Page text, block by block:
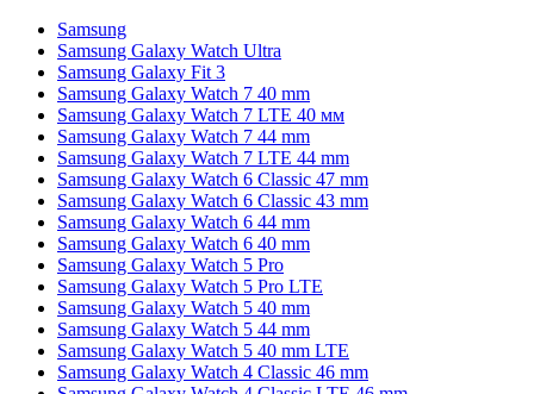
Samsung
Samsung Galaxy Watch Ultra
Samsung Galaxy Fit 3
Samsung Galaxy Watch 7 40 mm
Samsung Galaxy Watch 7 LTE 40 мм
Samsung Galaxy Watch 7 44 mm
Samsung Galaxy Watch 7 LTE 44 mm
Samsung Galaxy Watch 6 Classic 47 mm
Samsung Galaxy Watch 6 Classic 43 mm
Samsung Galaxy Watch 6 44 mm
Samsung Galaxy Watch 6 40 mm
Samsung Galaxy Watch 5 Pro
Samsung Galaxy Watch 5 Pro LTE
Samsung Galaxy Watch 5 40 mm
Samsung Galaxy Watch 5 44 mm
Samsung Galaxy Watch 5 40 mm LTE
Samsung Galaxy Watch 4 Classic 46 mm